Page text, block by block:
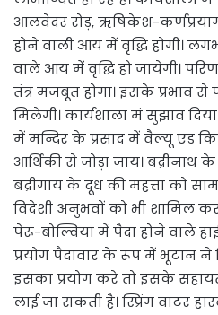
आलवेदर रोड़, ऋषिकेश-
होने वाली आय में वृद्धि होगी।
वाले आय में वृद्धि हो जायेगी।
तंत्र मजबूत होगा। इसके प्रभाव
मिलेगी। कार्यशाला मं सुझाव
में मन्दिर के प्रसाद में वैल्यू एड
आर्थिकी से जोड़ा जाय। बद्रीनाथ
बद्रीगाय के दूध की महत्ता को
विदेशी अनुभवों को भी शामिल
पेरू-बोल्विया में पैदा होने वाले
प्रयोग पैदावार के रूप में भूटान ने
इसका प्रयोग करे तो इसके
लाई जा सकती है। स्प्रिंग वाटर